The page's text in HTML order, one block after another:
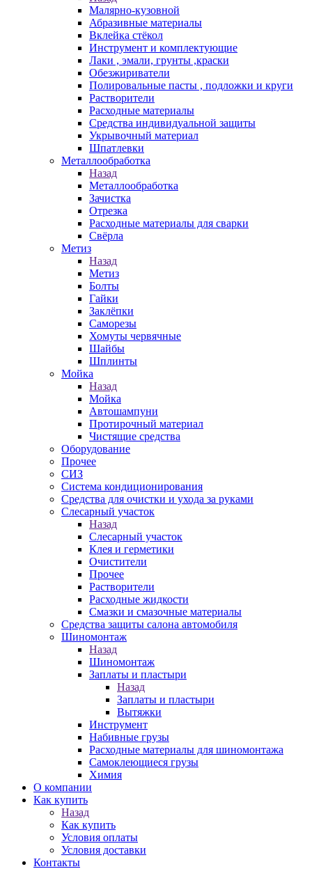
Малярно-кузовной
Абразивные материалы
Вклейка стёкол
Инструмент и комплектующие
Лаки , эмали, грунты ,краски
Обезжириватели
Полировальные пасты , подложки и круги
Растворители
Расходные материалы
Средства индивидуальной защиты
Укрывочный материал
Шпатлевки
Металлообработка
Назад
Металлообработка
Зачистка
Отрезка
Расходные материалы для сварки
Свёрла
Метиз
Назад
Метиз
Болты
Гайки
Заклёпки
Саморезы
Хомуты червячные
Шайбы
Шплинты
Мойка
Назад
Мойка
Автошампуни
Протирочный материал
Чистящие средства
Оборудование
Прочее
СИЗ
Система кондиционирования
Средства для очистки и ухода за руками
Слесарный участок
Назад
Слесарный участок
Клея и герметики
Очистители
Прочее
Растворители
Расходные жидкости
Смазки и смазочные материалы
Средства защиты салона автомобиля
Шиномонтаж
Назад
Шиномонтаж
Заплаты и пластыри
Назад
Заплаты и пластыри
Вытяжки
Инструмент
Набивные грузы
Расходные материалы для шиномонтажа
Самоклеющиеся грузы
Химия
О компании
Как купить
Назад
Как купить
Условия оплаты
Условия доставки
Контакты